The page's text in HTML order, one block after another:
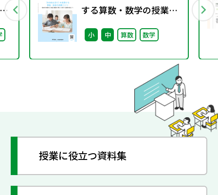
する算数・数学の授業づ
くり ～教材の本質からの
個と集団の「問い」を育
てる指導を通して～（特
小 中 算数 数学
授業に役立つ資料集